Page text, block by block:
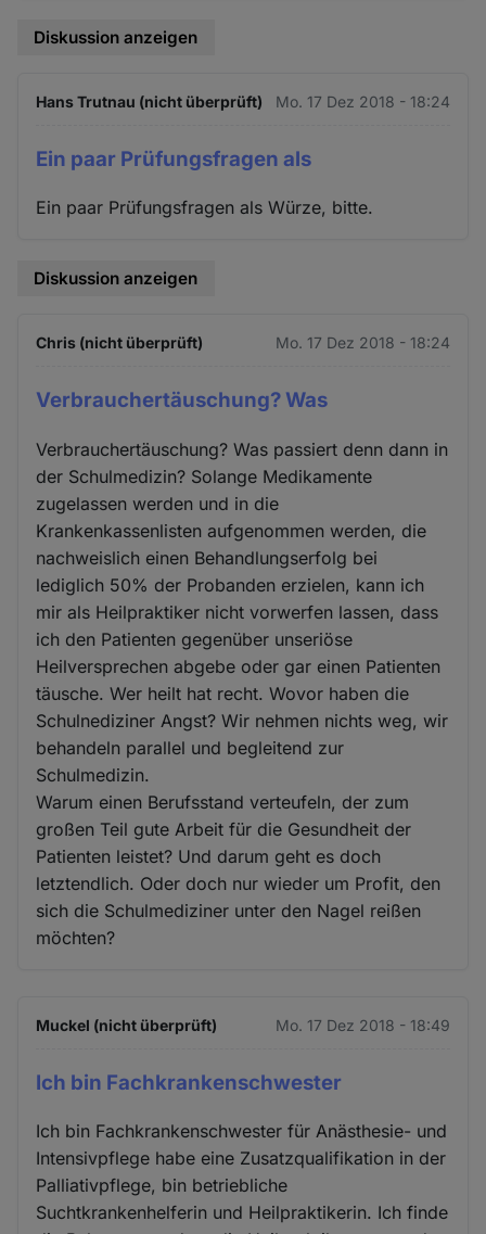
Diskussion anzeigen
Hans Trutnau (nicht überprüft) Mo. 17 Dez 2018 - 18:24
Ein paar Prüfungsfragen als
Ein paar Prüfungsfragen als Würze, bitte.
Diskussion anzeigen
Chris (nicht überprüft) Mo. 17 Dez 2018 - 18:24
Verbrauchertäuschung? Was
Verbrauchertäuschung? Was passiert denn dann in
der Schulmedizin? Solange Medikamente
zugelassen werden und in die
Krankenkassenlisten aufgenommen werden, die
nachweislich einen Behandlungserfolg bei
lediglich 50% der Probanden erzielen, kann ich
mir als Heilpraktiker nicht vorwerfen lassen, dass
ich den Patienten gegenüber unseriöse
Heilversprechen abgebe oder gar einen Patienten
täusche. Wer heilt hat recht. Wovor haben die
Schulnediziner Angst? Wir nehmen nichts weg, wir
behandeln parallel und begleitend zur
Schulmedizin.
Warum einen Berufsstand verteufeln, der zum
großen Teil gute Arbeit für die Gesundheit der
Patienten leistet? Und darum geht es doch
letztendlich. Oder doch nur wieder um Profit, den
sich die Schulmediziner unter den Nagel reißen
möchten?
Muckel (nicht überprüft) Mo. 17 Dez 2018 - 18:49
Ich bin Fachkrankenschwester
Ich bin Fachkrankenschwester für Anästhesie- und
Intensivpflege habe eine Zusatzqualifikation in der
Palliativpflege, bin betriebliche
Suchtkrankenhelferin und Heilpraktikerin. Ich finde